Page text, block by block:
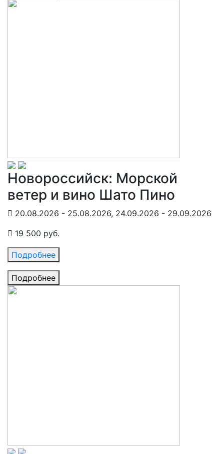
Новороссийск: Морской
ветер и вино Шато Пино
20.08.2026 - 25.08.2026, 24.09.2026 - 29.09.2026
19 500 руб.
Подробнее
Подробнее